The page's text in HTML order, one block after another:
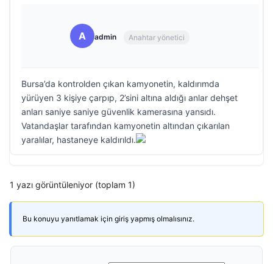
A admin Anahtar yönetici
Bursa’da kontrolden çıkan kamyonetin, kaldırımda
yürüyen 3 kişiye çarpıp, 2’sini altına aldığı anlar dehşet
anları saniye saniye güvenlik kamerasına yansıdı.
Vatandaşlar tarafından kamyonetin altından çıkarılan
yaralılar, hastaneye kaldırıldı.
1 yazı görüntüleniyor (toplam 1)
Bu konuyu yanıtlamak için giriş yapmış olmalısınız.